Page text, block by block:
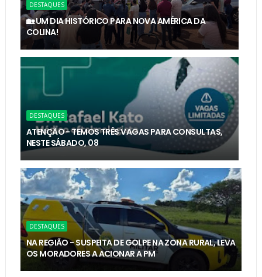
DESTAQUES
🏡 UM DIA HISTÓRICO PARA NOVA AMÉRICA DA
COLINA!
DESTAQUES
ATENÇÃO - TEMOS TRÊS VAGAS PARA CONSULTAS,
NESTE SÁBADO, 08
DESTAQUES
NA REGIÃO - SUSPEITA DE GOLPE NA ZONA RURAL, LEVA
OS MORADORES A ACIONAR A PM